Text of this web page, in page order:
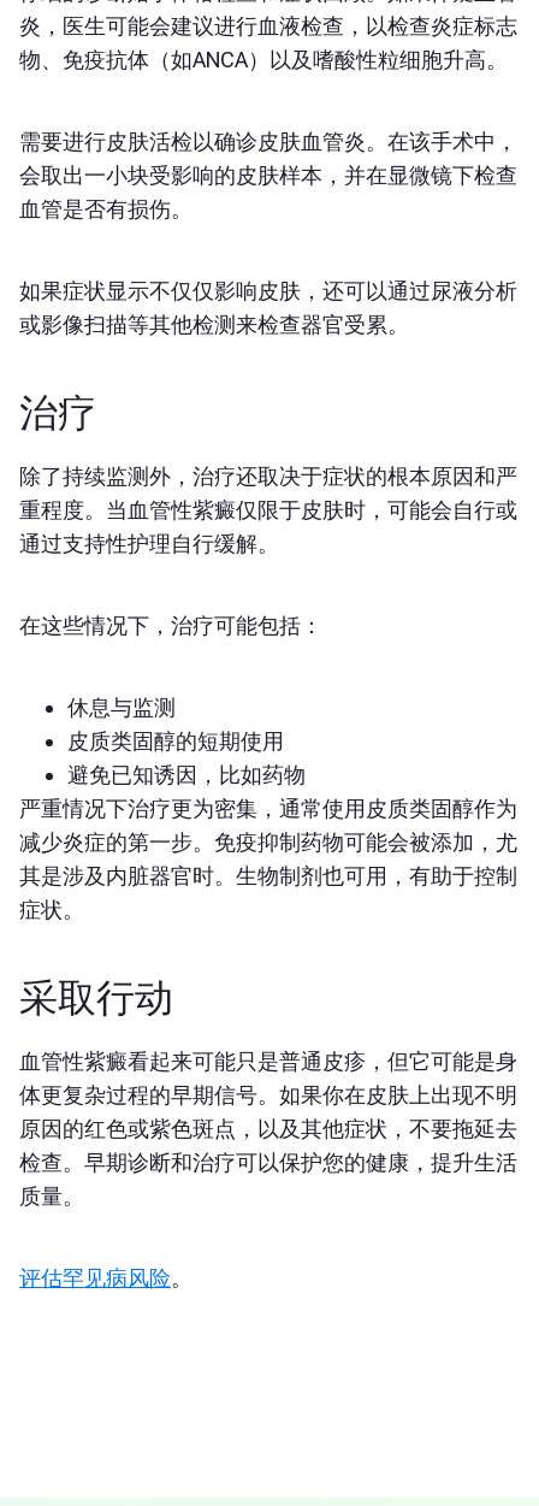
炎，医生可能会建议进行血液检查，以检查炎症标志
物、免疫抗体（如ANCA）以及嗜酸性粒细胞升高。
需要进行皮肤活检以确诊皮肤血管炎。在该手术中，
会取出一小块受影响的皮肤样本，并在显微镜下检查
血管是否有损伤。
如果症状显示不仅仅影响皮肤，还可以通过尿液分析
或影像扫描等其他检测来检查器官受累。
治疗
除了持续监测外，治疗还取决于症状的根本原因和严
重程度。当血管性紫癜仅限于皮肤时，可能会自行或
通过支持性护理自行缓解。
在这些情况下，治疗可能包括：
休息与监测
皮质类固醇的短期使用
避免已知诱因，比如药物
严重情况下治疗更为密集，通常使用皮质类固醇作为
减少炎症的第一步。免疫抑制药物可能会被添加，尤
其是涉及内脏器官时。生物制剂也可用，有助于控制
症状。
采取行动
血管性紫癜看起来可能只是普通皮疹，但它可能是身
体更复杂过程的早期信号。如果你在皮肤上出现不明
原因的红色或紫色斑点，以及其他症状，不要拖延去
检查。早期诊断和治疗可以保护您的健康，提升生活
质量。
评估罕见病风险。